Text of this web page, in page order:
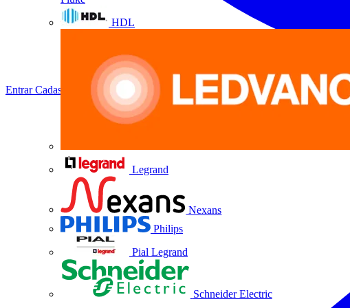
HDL
Legrand
Nexans
Philips
Pial Legrand
Schneider Electric
EntrarCadastrar